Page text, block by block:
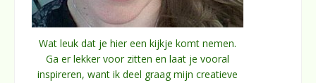
Wat leuk dat je hier een kijkje komt nemen.
Ga er lekker voor zitten en laat je vooral
inspireren, want ik deel graag mijn creatieve